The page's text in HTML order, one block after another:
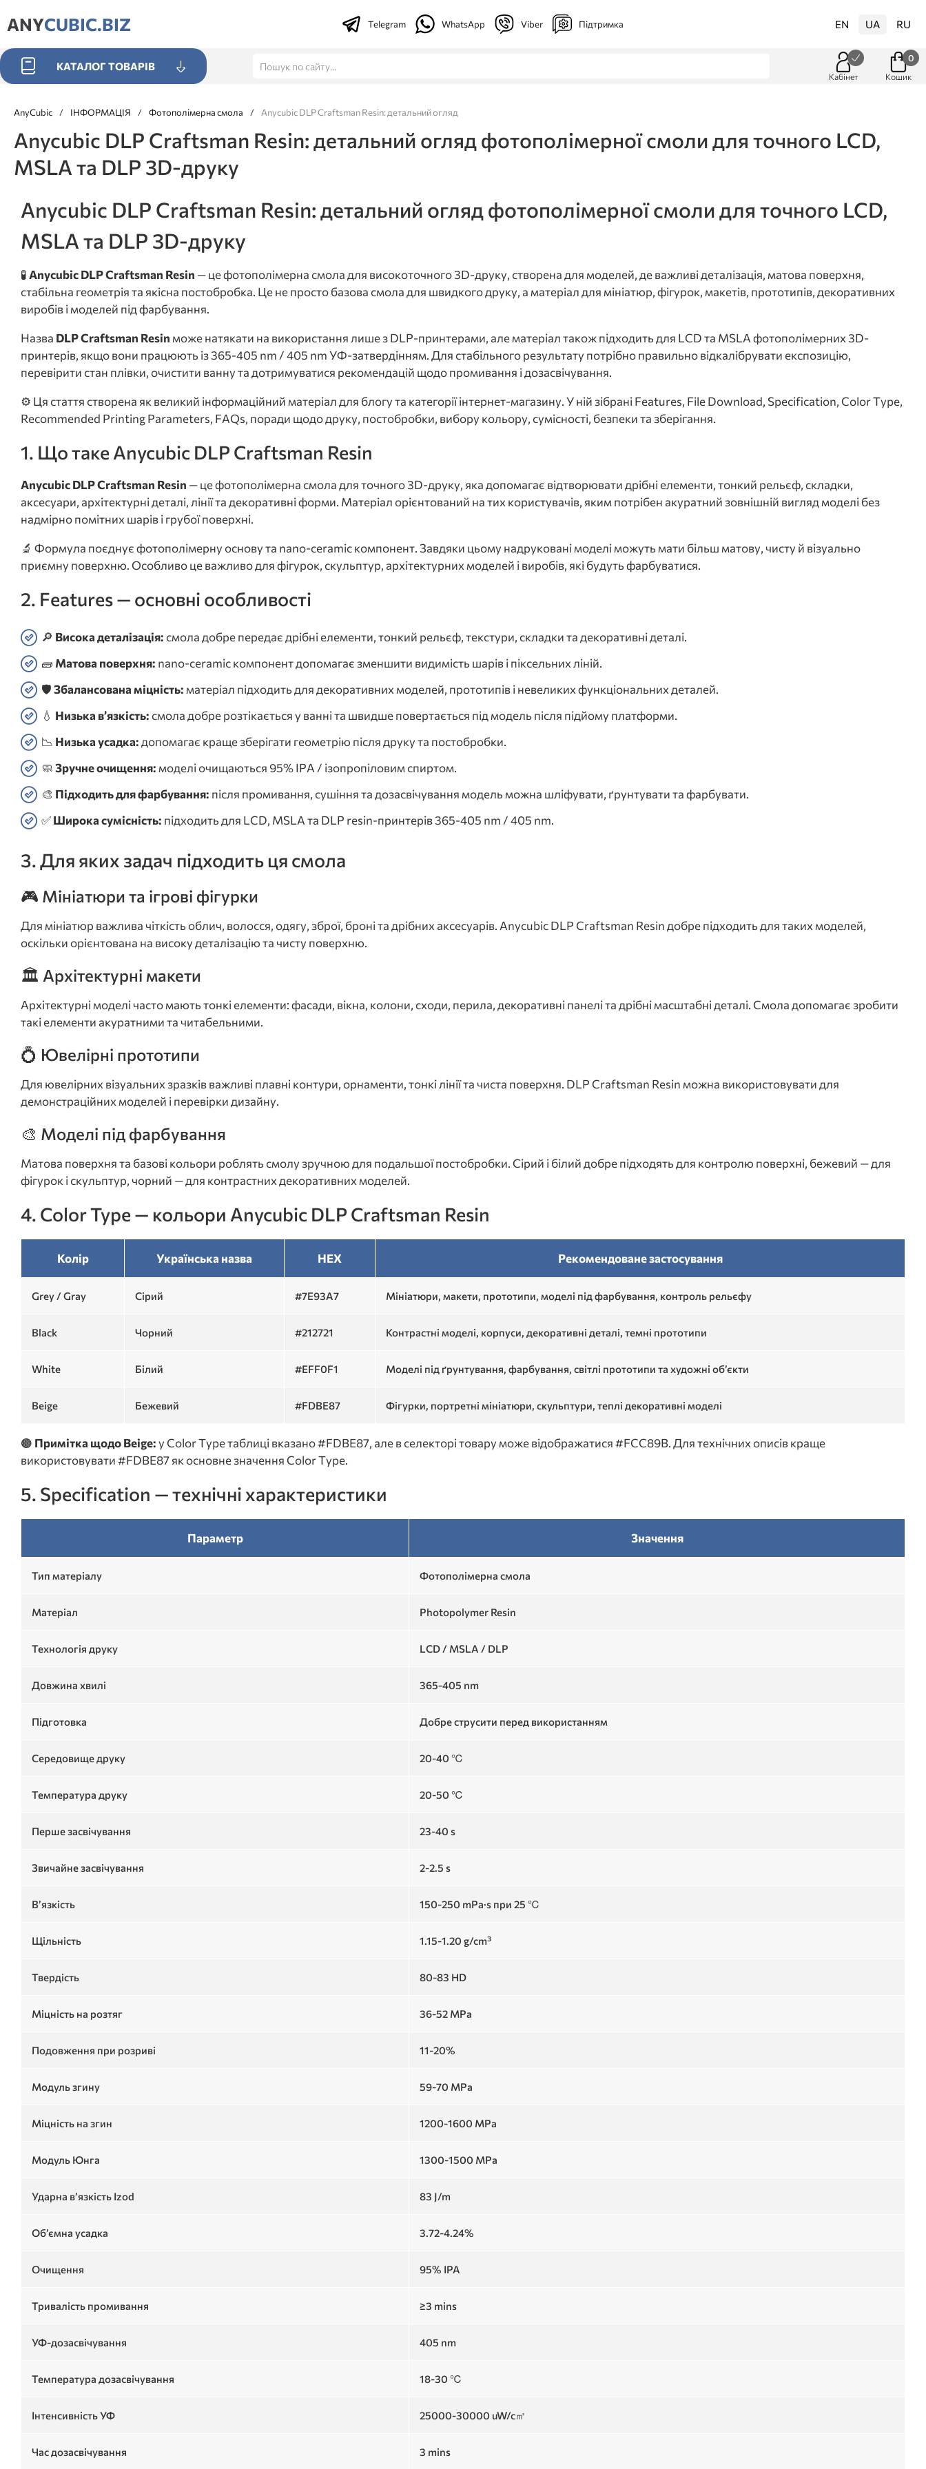
ANYCUBIC.BIZ Telegram WhatsApp Viber Підтримка EN UA RU
КАТАЛОГ ТОВАРІВ
Кабінет Кошик
0
AnyCubic / ІНФОРМАЦІЯ / Фотополімерна смола / Anycubic DLP Craftsman Resin: детальний огляд
Anycubic DLP Craftsman Resin: детальний огляд фотополімерної смоли для точного LCD,
MSLA та DLP 3D-друку
Anycubic DLP Craftsman Resin: детальний огляд фотополімерної смоли для точного LCD,
MSLA та DLP 3D-друку
🧪Anycubic DLP Craftsman Resin — це фотополімерна смола для високоточного 3D-друку, створена для моделей, де важливі деталізація, матова поверхня,
стабільна геометрія та якісна постобробка. Це не просто базова смола для швидкого друку, а матеріал для мініатюр, фігурок, макетів, прототипів, декоративних
виробів і моделей під фарбування.
Назва DLP Craftsman Resin може натякати на використання лише з DLP-принтерами, але матеріал також підходить для LCD та MSLA фотополімерних 3D-
принтерів, якщо вони працюють із 365-405 nm / 405 nm УФ-затвердінням. Для стабільного результату потрібно правильно відкалібрувати експозицію,
перевірити стан плівки, очистити ванну та дотримуватися рекомендацій щодо промивання і дозасвічування.
⚙️ Ця стаття створена як великий інформаційний матеріал для блогу та категорії інтернет-магазину. У ній зібрані Features, File Download, Specification, Color Type,
Recommended Printing Parameters, FAQs, поради щодо друку, постобробки, вибору кольору, сумісності, безпеки та зберігання.
1. Що таке Anycubic DLP Craftsman Resin
Anycubic DLP Craftsman Resin — це фотополімерна смола для точного 3D-друку, яка допомагає відтворювати дрібні елементи, тонкий рельєф, складки,
аксесуари, архітектурні деталі, лінії та декоративні форми. Матеріал орієнтований на тих користувачів, яким потрібен акуратний зовнішній вигляд моделі без
надмірно помітних шарів і грубої поверхні.
🔬 Формула поєднує фотополімерну основу та nano-ceramic компонент. Завдяки цьому надруковані моделі можуть мати більш матову, чисту й візуально
приємну поверхню. Особливо це важливо для фігурок, скульптур, архітектурних моделей і виробів, які будуть фарбуватися.
2. Features — основні особливості
🔎 Висока деталізація:смола добре передає дрібні елементи, тонкий рельєф, текстури, складки та декоративні деталі.
🧱 Матова поверхня: nano-ceramic компонент допомагає зменшити видимість шарів і піксельних ліній.
🛡️Збалансована міцність: матеріал підходить для декоративних моделей, прототипів і невеликих функціональних деталей.
💧 Низька в’язкість:смола добре розтікається у ванні та швидше повертається під модель після підйому платформи.
📉 Низька усадка:допомагає краще зберігати геометрію після друку та постобробки.
🧼Зручне очищення: моделі очищаються 95% IPA / ізопропіловим спиртом.
🎨 Підходить для фарбування: після промивання, сушіння та дозасвічування модель можна шліфувати, ґрунтувати та фарбувати.
✅Широка сумісність: підходить для LCD, MSLA та DLP resin-принтерів 365-405 nm / 405 nm.
3. Для яких задач підходить ця смола
🎮 Мініатюри та ігрові фігурки
Для мініатюр важлива чіткість облич, волосся, одягу, зброї, броні та дрібних аксесуарів. Anycubic DLP Craftsman Resin добре підходить для таких моделей,
оскільки орієнтована на високу деталізацію та чисту поверхню.
🏛️ Архітектурні макети
Архітектурні моделі часто мають тонкі елементи: фасади, вікна, колони, сходи, перила, декоративні панелі та дрібні масштабні деталі. Смола допомагає зробити
такі елементи акуратними та читабельними.
💍 Ювелірні прототипи
Для ювелірних візуальних зразків важливі плавні контури, орнаменти, тонкі лінії та чиста поверхня. DLP Craftsman Resin можна використовувати для
демонстраційних моделей і перевірки дизайну.
🎨 Моделі під фарбування
Матова поверхня та базові кольори роблять смолу зручною для подальшої постобробки. Сірий і білий добре підходять для контролю поверхні, бежевий — для
фігурок і скульптур, чорний — для контрастних декоративних моделей.
4. Color Type — кольори Anycubic DLP Craftsman Resin
Колір Українська назва HEX Рекомендоване застосування
Grey / Gray Сірий #7E93A7 Мініатюри, макети, прототипи, моделі під фарбування, контроль рельєфу
Black Чорний #212721 Контрастні моделі, корпуси, декоративні деталі, темні прототипи
White Білий #EFF0F1 Моделі під ґрунтування, фарбування, світлі прототипи та художні об’єкти
Beige Бежевий #FDBE87 Фігурки, портретні мініатюри, скульптури, теплі декоративні моделі
🟤 Примітка щодо Beige:у Color Type таблиці вказано #FDBE87, але в селекторі товару може відображатися #FCC89B. Для технічних описів краще
використовувати #FDBE87 як основне значення Color Type.
5. Specification — технічні характеристики
Параметр Значення
Тип матеріалу Фотополімерна смола
Матеріал Photopolymer Resin
Технологія друку LCD / MSLA / DLP
Довжина хвилі 365-405 nm
Підготовка Добре струсити перед використанням
Середовище друку 20-40 ℃
Температура друку 20-50 ℃
Перше засвічування 23-40 s
Звичайне засвічування 2-2.5 s
В’язкість 150-250 mPa·s при 25 ℃
Щільність 1.15-1.20 g/cm³
Твердість 80-83 HD
Міцність на розтяг 36-52 MPa
Подовження при розриві 11-20%
Модуль згину 59-70 MPa
Міцність на згин 1200-1600 MPa
Модуль Юнга 1300-1500 MPa
Ударна в’язкість Izod 83 J/m
Об’ємна усадка 3.72-4.24%
Очищення 95% IPA
Тривалість промивання ≥3 mins
УФ-дозасвічування 405 nm
Температура дозасвічування 18-30 ℃
Інтенсивність УФ 25000-30000 uW/c㎡
Час дозасвічування 3 mins